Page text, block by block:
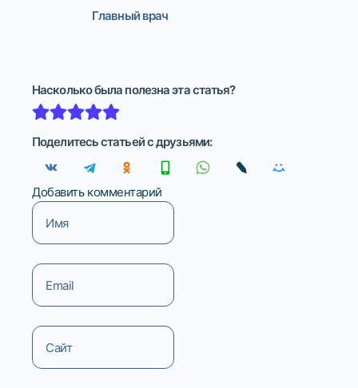
Главный врач
Насколько была полезна эта статья?
Поделитесь статьей с друзьями:
Добавить комментарий